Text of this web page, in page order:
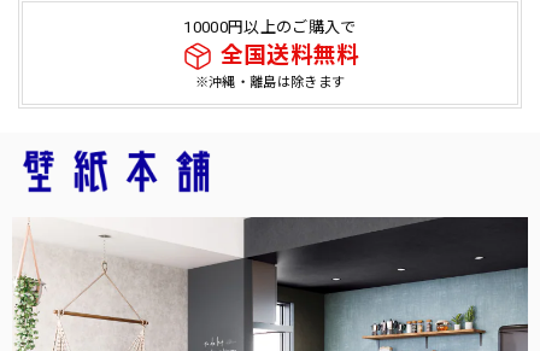
10000円以上のご購入で
全国送料無料
※沖縄・離島は除きます